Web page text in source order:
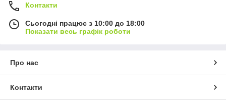
Контакти
Сьогодні працює з 10:00 до 18:00
Показати весь графік роботи
Про нас
Контакти